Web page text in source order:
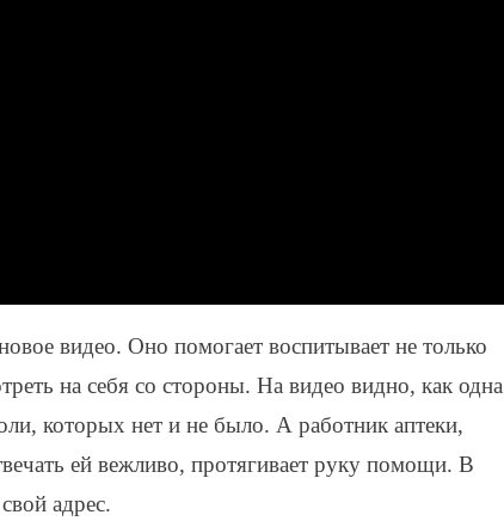
видео. Оно помогает воспитывает не только
на себя со стороны. На видео видно, как одна
которых нет и не было. А работник аптеки,
ей вежливо, протягивает руку помощи. В
адрес.